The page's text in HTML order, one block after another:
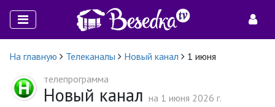
На главную Телеканалы Новый канал
1 июня
телепрограмма
Новый канал на 1 июня 2026 г.